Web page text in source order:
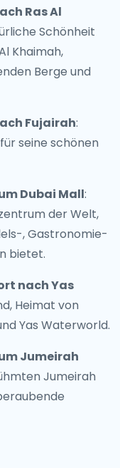
Ras Al
Schönheit
Khaimah,
Berge und
Fujairah:
seine schönen
Dubai Mall:
der Welt,
, Gastronomie-
bietet.
nach Yas
Heimat von
Yas Waterworld.
Jumeirah
Jumeirah